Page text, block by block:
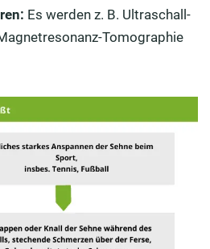
Es werden z. B. Ultraschall-
Tomographie